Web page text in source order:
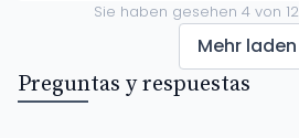
Sie haben gesehen 4 von 12
Mehr laden
Preguntas y respuestas